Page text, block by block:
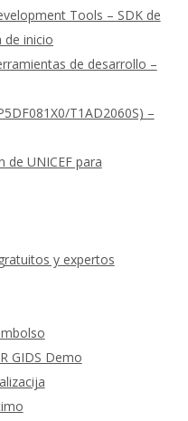
Tools – SDK de
de inicio
de desarrollo –
T1AD2060S) –
de UNICEF para
y expertos
GIDS Demo